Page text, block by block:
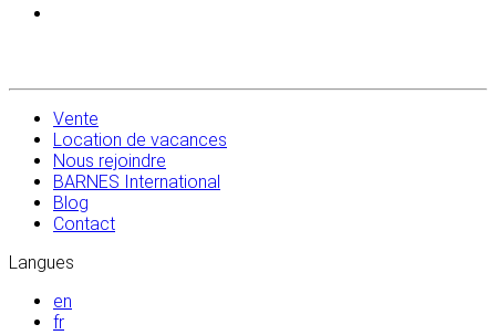
Vente
Location de vacances
Nous rejoindre
BARNES International
Blog
Contact
Langues
en
fr